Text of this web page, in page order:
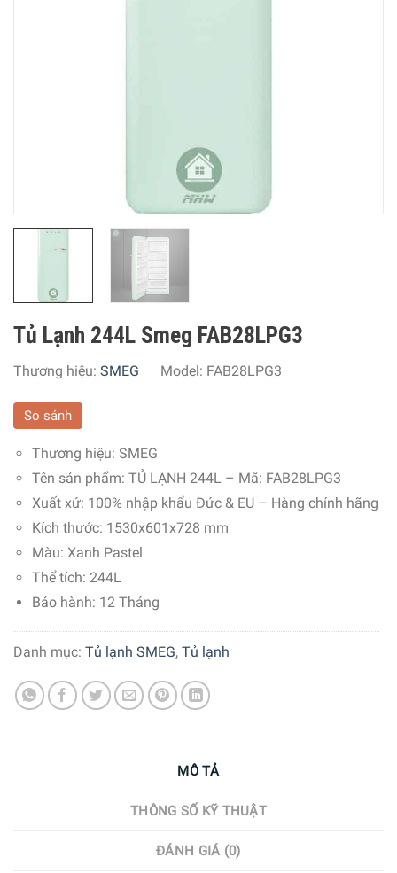
Tủ Lạnh 244L Smeg FAB28LPG3
Thương hiệu: SMEG Model: FAB28LPG3
So sánh
Thương hiệu: SMEG
Tên sản phẩm: TỦ LẠNH 244L – Mã: FAB28LPG3
Xuất xứ: 100% nhập khẩu Đức & EU – Hàng chính hãng
Kích thước: 1530x601x728 mm
Màu: Xanh Pastel
Thể tích: 244L
Bảo hành: 12 Tháng
Danh mục: Tủ lạnh SMEG, Tủ lạnh
MÔ TẢ
THÔNG SỐ KỸ THUẬT
ĐÁNH GIÁ (0)